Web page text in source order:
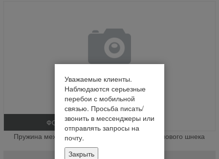
ФОТО
Пружина механизма предохранительного зернового шнека
% (шт.)
Уважаемые клиенты.
Наблюдаются серьезные
перебои с мобильной
связью. Просьба писать/
звонить в мессенджеры или
отправлять запросы на
почту.
Закрыть